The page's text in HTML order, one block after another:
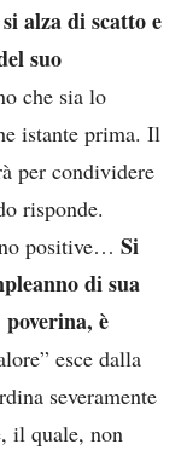
alza di scatto e
suo
che sia lo
istante prima. Il
per condividere
risponde.
positive… Si
di sua
è
esce dalla
severamente
il quale, non